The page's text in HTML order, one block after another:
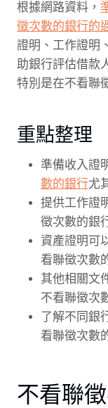
根據網路資料，
徵次數的銀行的
證明、工作證明
助銀行評估借款
特別是在不看聯
重點整理
準備收入證
數的銀行尤
提供工作證
徵次數的銀
資產證明可
看聯徵次數
其他相關文
不看聯徵次
了解不同銀
看聯徵次數
不看聯